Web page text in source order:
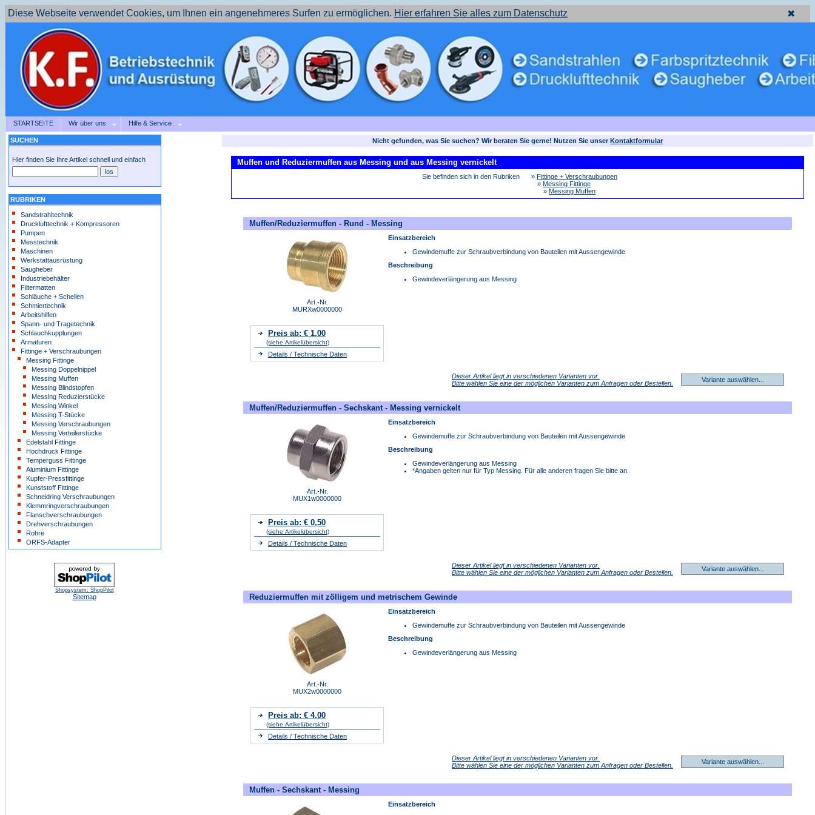
Diese Webseite verwendet Cookies, um Ihnen ein angenehmeres Surfen zu ermöglichen. Hier erfahren Sie alles zum Datenschutz ✖
STARTSEITE Wir über uns Hilfe & Service
SUCHEN
Hier finden Sie Ihre Artikel schnell und einfach
RUBRIKEN
Sandstrahltechnik
Drucklufttechnik + Kompressoren
Pumpen
Messtechnik
Maschinen
Werkstattausrüstung
Saugheber
Industriebehälter
Filtermatten
Schläuche + Schellen
Schmiertechnik
Arbeitshilfen
Spann- und Tragetechnik
Schlauchkupplungen
Armaturen
Fittinge + Verschraubungen
Messing Fittinge
Messing Doppelnippel
Messing Muffen
Messing Blindstopfen
Messing Reduzierstücke
Messing Winkel
Messing T-Stücke
Messing Verschraubungen
Messing Verteilerstücke
Edelstahl Fittinge
Hochdruck Fittinge
Temperguss Fittinge
Aluminium Fittinge
Kupfer-Pressfittinge
Kunststoff Fittinge
Schneidring Verschraubungen
Klemmringverschraubungen
Flanschverschraubungen
Drehverschraubungen
Rohre
ORFS-Adapter
Shopsystem: ShopPilot
Sitemap
Nicht gefunden, was Sie suchen? Wir beraten Sie gerne! Nutzen Sie unserKontaktformular
Muffen und Reduziermuffen aus Messing und aus Messing vernickelt
Sie befinden sich in den Rubriken » Fittinge + Verschraubungen
» Messing Fittinge
» Messing Muffen
Muffen/Reduziermuffen - Rund - Messing
Art.-Nr.
MURXw0000000
Preis ab: € 1,00
(siehe Artikelübersicht)
Details / Technische Daten
Einsatzbereich
Gewindemuffe zur Schraubverbindung von Bauteilen mit Aussengewinde
Beschreibung
Gewindeverlängerung aus Messing
Dieser Artikel liegt in verschiedenen Varianten vor.
Bitte wählen Sie eine der möglichen Varianten zum Anfragen oder Bestellen.
Variante auswählen...
Muffen/Reduziermuffen - Sechskant - Messing vernickelt
Art.-Nr.
MUX1w0000000
Preis ab: € 0,50
(siehe Artikelübersicht)
Details / Technische Daten
Einsatzbereich
Gewindemuffe zur Schraubverbindung von Bauteilen mit Aussengewinde
Beschreibung
Gewindeverlängerung aus Messing
*Angaben gelten nur für Typ Messing. Für alle anderen fragen Sie bitte an.
Dieser Artikel liegt in verschiedenen Varianten vor.
Bitte wählen Sie eine der möglichen Varianten zum Anfragen oder Bestellen.
Variante auswählen...
Reduziermuffen mit zölligem und metrischem Gewinde
Art.-Nr.
MUX2w0000000
Preis ab: € 4,00
(siehe Artikelübersicht)
Details / Technische Daten
Einsatzbereich
Gewindemuffe zur Schraubverbindung von Bauteilen mit Aussengewinde
Beschreibung
Gewindeverlängerung aus Messing
Dieser Artikel liegt in verschiedenen Varianten vor.
Bitte wählen Sie eine der möglichen Varianten zum Anfragen oder Bestellen.
Variante auswählen...
Muffen - Sechskant - Messing
Einsatzbereich